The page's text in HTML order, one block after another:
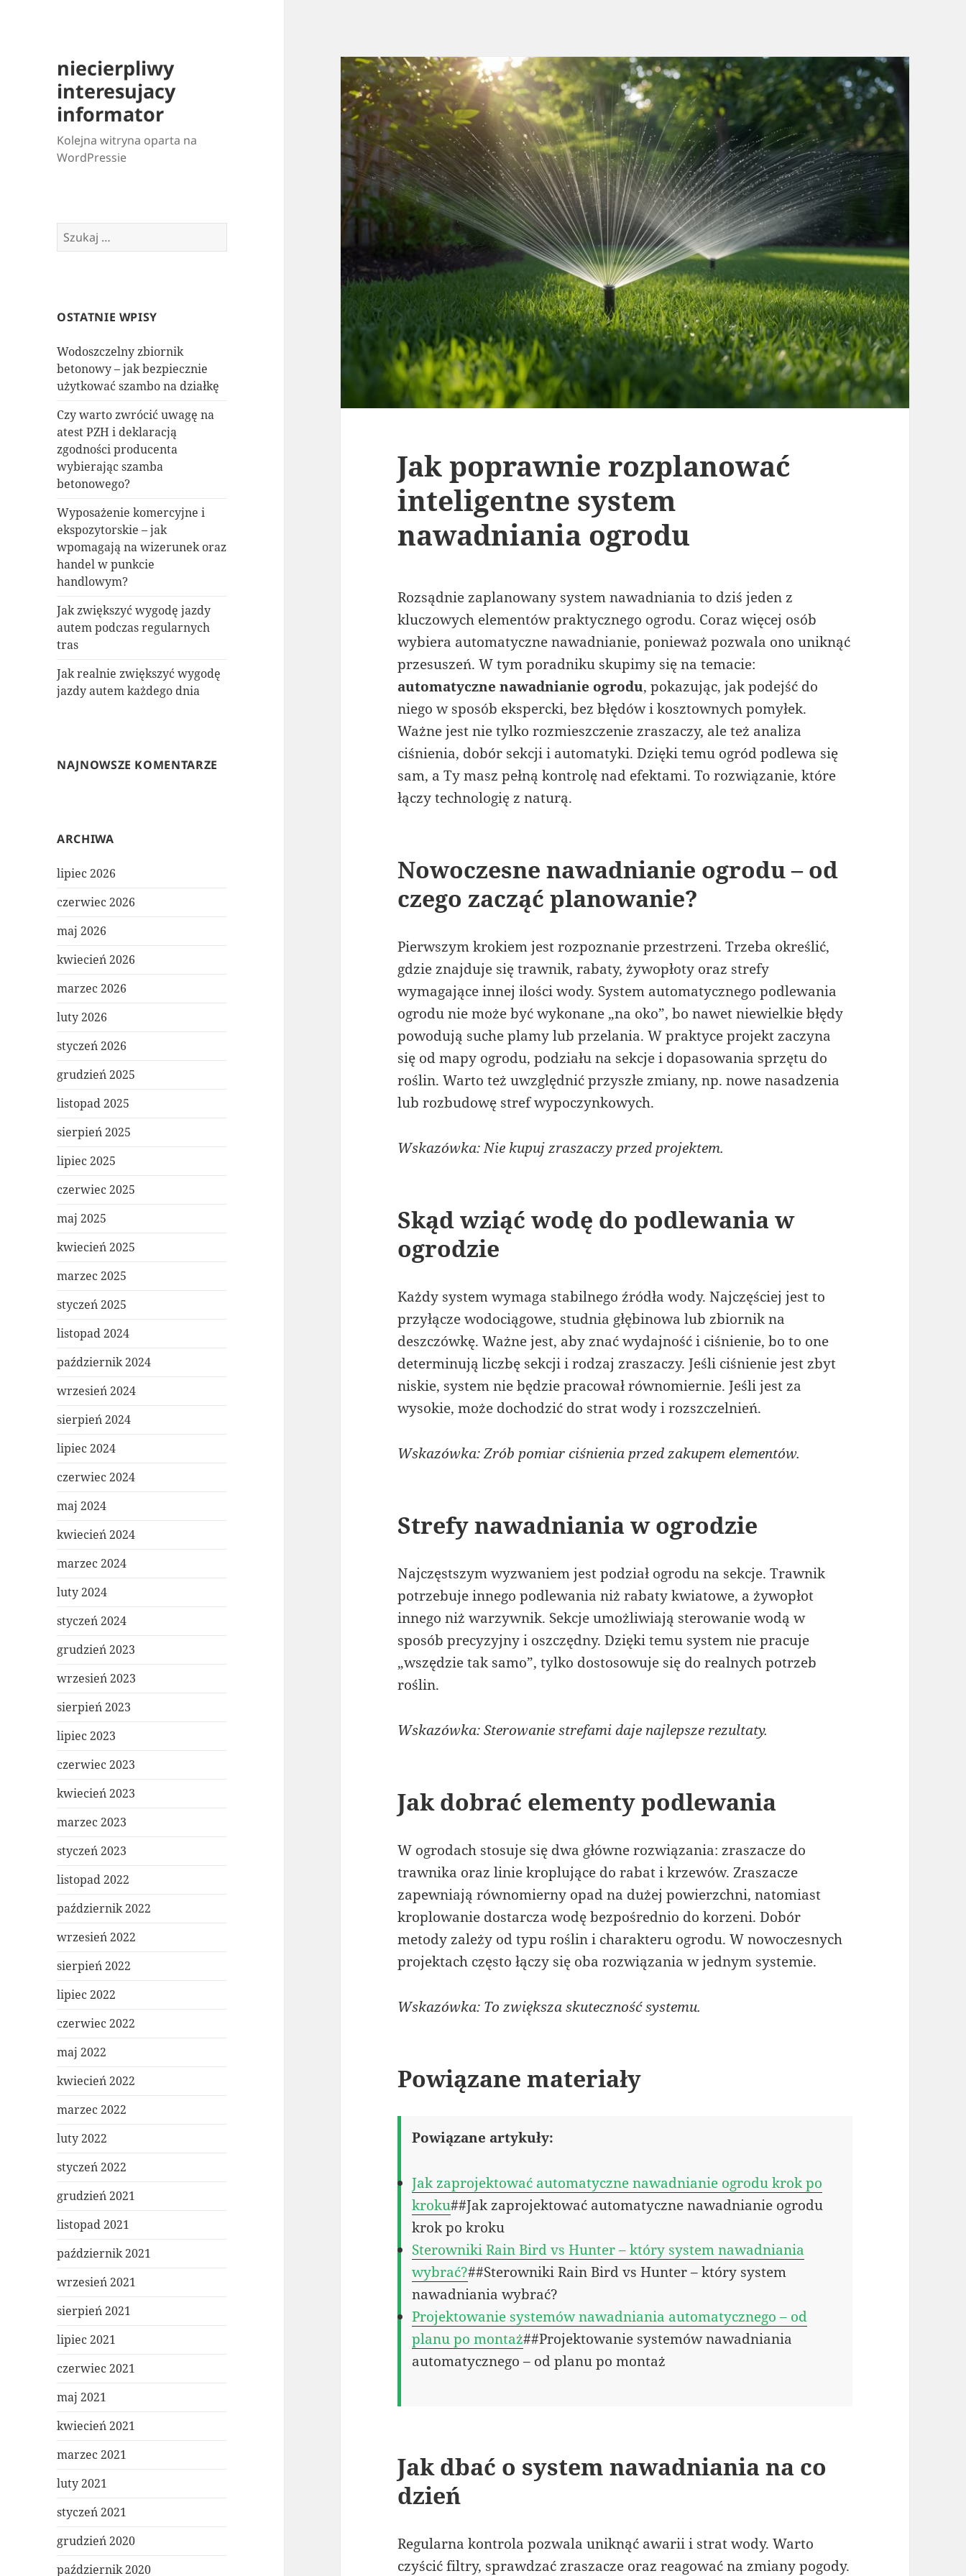
niecierpliwy
interesujacy
informator
Kolejna witryna oparta na
WordPressie
Szukaj:
OSTATNIE WPISY
Wodoszczelny zbiornik
betonowy – jak bezpiecznie
użytkować szambo na działkę
Czy warto zwrócić uwagę na
atest PZH i deklaracją
zgodności producenta
wybierając szamba
betonowego?
Wyposażenie komercyjne i
ekspozytorskie – jak
wpomagają na wizerunek oraz
handel w punkcie
handlowym?
Jak zwiększyć wygodę jazdy
autem podczas regularnych
tras
Jak realnie zwiększyć wygodę
jazdy autem każdego dnia
NAJNOWSZE KOMENTARZE
ARCHIWA
lipiec 2026
czerwiec 2026
maj 2026
kwiecień 2026
marzec 2026
luty 2026
styczeń 2026
grudzień 2025
listopad 2025
sierpień 2025
lipiec 2025
czerwiec 2025
maj 2025
kwiecień 2025
marzec 2025
styczeń 2025
listopad 2024
październik 2024
wrzesień 2024
sierpień 2024
lipiec 2024
czerwiec 2024
maj 2024
kwiecień 2024
marzec 2024
luty 2024
styczeń 2024
grudzień 2023
wrzesień 2023
sierpień 2023
lipiec 2023
czerwiec 2023
kwiecień 2023
marzec 2023
styczeń 2023
listopad 2022
październik 2022
wrzesień 2022
sierpień 2022
lipiec 2022
czerwiec 2022
maj 2022
kwiecień 2022
marzec 2022
luty 2022
styczeń 2022
grudzień 2021
listopad 2021
październik 2021
wrzesień 2021
sierpień 2021
lipiec 2021
czerwiec 2021
maj 2021
kwiecień 2021
marzec 2021
luty 2021
styczeń 2021
grudzień 2020
październik 2020
Jak poprawnie rozplanować
inteligentne system
nawadniania ogrodu
Rozsądnie zaplanowany system nawadniania to dziś jeden z
kluczowych elementów praktycznego ogrodu. Coraz więcej osób
wybiera automatyczne nawadnianie, ponieważ pozwala ono uniknąć
przesuszeń. W tym poradniku skupimy się na temacie:
automatyczne nawadnianie ogrodu, pokazując, jak podejść do
niego w sposób ekspercki, bez błędów i kosztownych pomyłek.
Ważne jest nie tylko rozmieszczenie zraszaczy, ale też analiza
ciśnienia, dobór sekcji i automatyki. Dzięki temu ogród podlewa się
sam, a Ty masz pełną kontrolę nad efektami. To rozwiązanie, które
łączy technologię z naturą.
Nowoczesne nawadnianie ogrodu – od
czego zacząć planowanie?
Pierwszym krokiem jest rozpoznanie przestrzeni. Trzeba określić,
gdzie znajduje się trawnik, rabaty, żywopłoty oraz strefy
wymagające innej ilości wody. System automatycznego podlewania
ogrodu nie może być wykonane „na oko”, bo nawet niewielkie błędy
powodują suche plamy lub przelania. W praktyce projekt zaczyna
się od mapy ogrodu, podziału na sekcje i dopasowania sprzętu do
roślin. Warto też uwzględnić przyszłe zmiany, np. nowe nasadzenia
lub rozbudowę stref wypoczynkowych.
Wskazówka: Nie kupuj zraszaczy przed projektem.
Skąd wziąć wodę do podlewania w
ogrodzie
Każdy system wymaga stabilnego źródła wody. Najczęściej jest to
przyłącze wodociągowe, studnia głębinowa lub zbiornik na
deszczówkę. Ważne jest, aby znać wydajność i ciśnienie, bo to one
determinują liczbę sekcji i rodzaj zraszaczy. Jeśli ciśnienie jest zbyt
niskie, system nie będzie pracował równomiernie. Jeśli jest za
wysokie, może dochodzić do strat wody i rozszczelnień.
Wskazówka: Zrób pomiar ciśnienia przed zakupem elementów.
Strefy nawadniania w ogrodzie
Najczęstszym wyzwaniem jest podział ogrodu na sekcje. Trawnik
potrzebuje innego podlewania niż rabaty kwiatowe, a żywopłot
innego niż warzywnik. Sekcje umożliwiają sterowanie wodą w
sposób precyzyjny i oszczędny. Dzięki temu system nie pracuje
„wszędzie tak samo”, tylko dostosowuje się do realnych potrzeb
roślin.
Wskazówka: Sterowanie strefami daje najlepsze rezultaty.
Jak dobrać elementy podlewania
W ogrodach stosuje się dwa główne rozwiązania: zraszacze do
trawnika oraz linie kroplujące do rabat i krzewów. Zraszacze
zapewniają równomierny opad na dużej powierzchni, natomiast
kroplowanie dostarcza wodę bezpośrednio do korzeni. Dobór
metody zależy od typu roślin i charakteru ogrodu. W nowoczesnych
projektach często łączy się oba rozwiązania w jednym systemie.
Wskazówka: To zwiększa skuteczność systemu.
Powiązane materiały
Powiązane artykuły:
Jak zaprojektować automatyczne nawadnianie ogrodu krok po
kroku##Jak zaprojektować automatyczne nawadnianie ogrodu
krok po kroku
Sterowniki Rain Bird vs Hunter – który system nawadniania
wybrać?##Sterowniki Rain Bird vs Hunter – który system
nawadniania wybrać?
Projektowanie systemów nawadniania automatycznego – od
planu po montaż##Projektowanie systemów nawadniania
automatycznego – od planu po montaż
Jak dbać o system nawadniania na co
dzień
Regularna kontrola pozwala uniknąć awarii i strat wody. Warto
czyścić filtry, sprawdzać zraszacze oraz reagować na zmiany pogody.